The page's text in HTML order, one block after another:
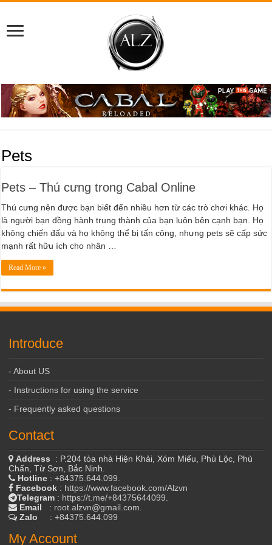
Pets
Pets – Thú cưng trong Cabal Online
Thú cưng nên được bạn biết đến nhiều hơn từ các trò chơi khác. Họ
là người bạn đồng hành trung thành của bạn luôn bên cạnh bạn. Họ
không chiến đấu và họ không thể bị tấn công, nhưng pets sẽ cấp sức
mạnh rất hữu ích cho nhân …
Read More »
Introduce
- About US
- Instructions for using the service
- Frequently asked questions
Contact
Address : P.204 tòa nhà Hiện Khải, Xóm Miếu, Phù Lộc, Phù
Chẩn, Từ Sơn, Bắc Ninh.
Hotline :+84375.644.099
Facebook : https://www.facebook.com/Alzvn
Telegram : https://t.me/+84375644099
Email : root.alzvn@gmail.com
Zalo
:+84375.644.099
My Account